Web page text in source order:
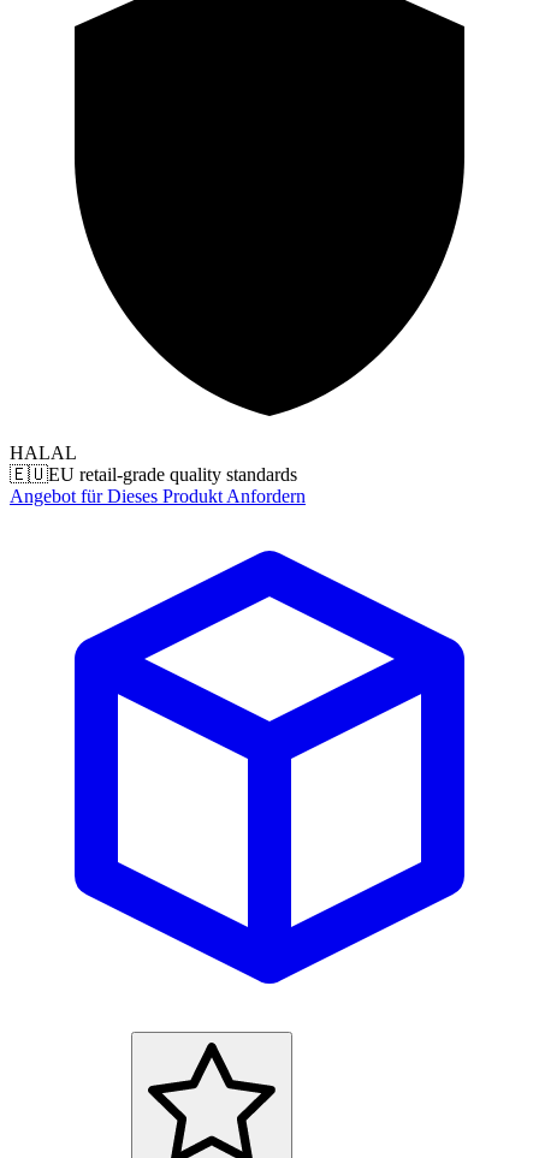
HALAL
🇪🇺EU retail-grade quality standards
Angebot für Dieses Produkt Anfordern